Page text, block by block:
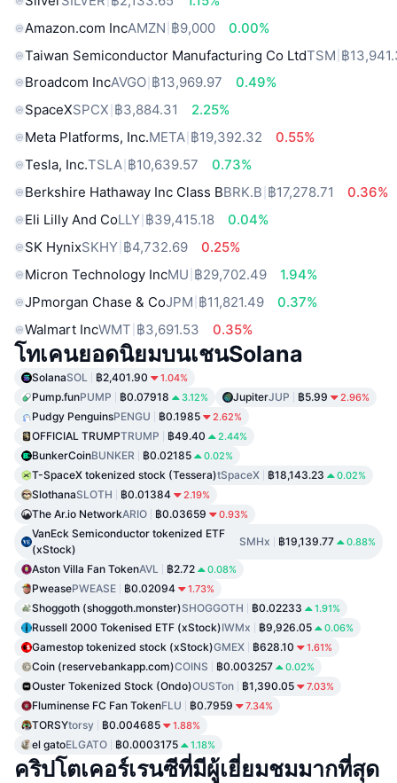
Amazon.com IncAMZN ฿9,000
0.00%
Taiwan Semiconductor Manufacturing Co LtdTSM ฿
Broadcom IncAVGO ฿13,969.97
0.49%
SpaceXSPCX ฿3,884.31
2.25%
Meta Platforms, Inc.META ฿19,392.32
0.55%
Tesla, Inc.TSLA ฿10,639.57
0.73%
Berkshire Hathaway Inc Class BBRK.B ฿17,278.71
0.36%
Eli Lilly And CoLLY ฿39,415.18
0.04%
SK HynixSKHY ฿4,732.69
0.25%
Micron Technology IncMU ฿29,702.49
1.94%
JPmorgan Chase & CoJPM ฿11,821.49
0.37%
Walmart IncWMT ฿3,691.53 0.35%
โทเคนยอดนิยมบนเชนSolana
SolanaSOL ฿2,401.90 1.04%
Pump.funPUMP ฿0.07918 3.12% JupiterJUP ฿5.99 2.96%
Pudgy PenguinsPENGU ฿0.1985 2.62%
OFFICIAL TRUMPTRUMP ฿49.40 2.44%
BunkerCoinBUNKER ฿0.02185 0.02%
T-SpaceX tokenized stock (Tessera)tSpaceX ฿18,143.23 0.02%
SlothanaSLOTH ฿0.01384 2.19%
The Ar.io NetworkARIO ฿0.03659 0.93%
VanEck Semiconductor tokenized ETF
(xStock)
SMHx ฿19,139.77 0.88%
Aston Villa Fan TokenAVL ฿2.72 0.08%
PweasePWEASE ฿0.02094 1.73%
Shoggoth (shoggoth.monster)SHOGGOTH ฿0.02233 1.91%
Russell 2000 Tokenised ETF (xStock)IWMx ฿9,926.05 0.06%
Gamestop tokenized stock (xStock)GMEX ฿628.10 1.61%
Coin (reservebankapp.com)COINS ฿0.003257 0.02%
Ouster Tokenized Stock (Ondo)OUSTon ฿1,390.05 7.03%
Fluminense FC Fan TokenFLU ฿0.7959 7.34%
TORSYtorsy ฿0.004685 1.88%
el gatoELGATO ฿0.0003175 1.18%
คริปโตเคอร์เรนซีที่มีผู้เยี่ยมชมมากที่สุด